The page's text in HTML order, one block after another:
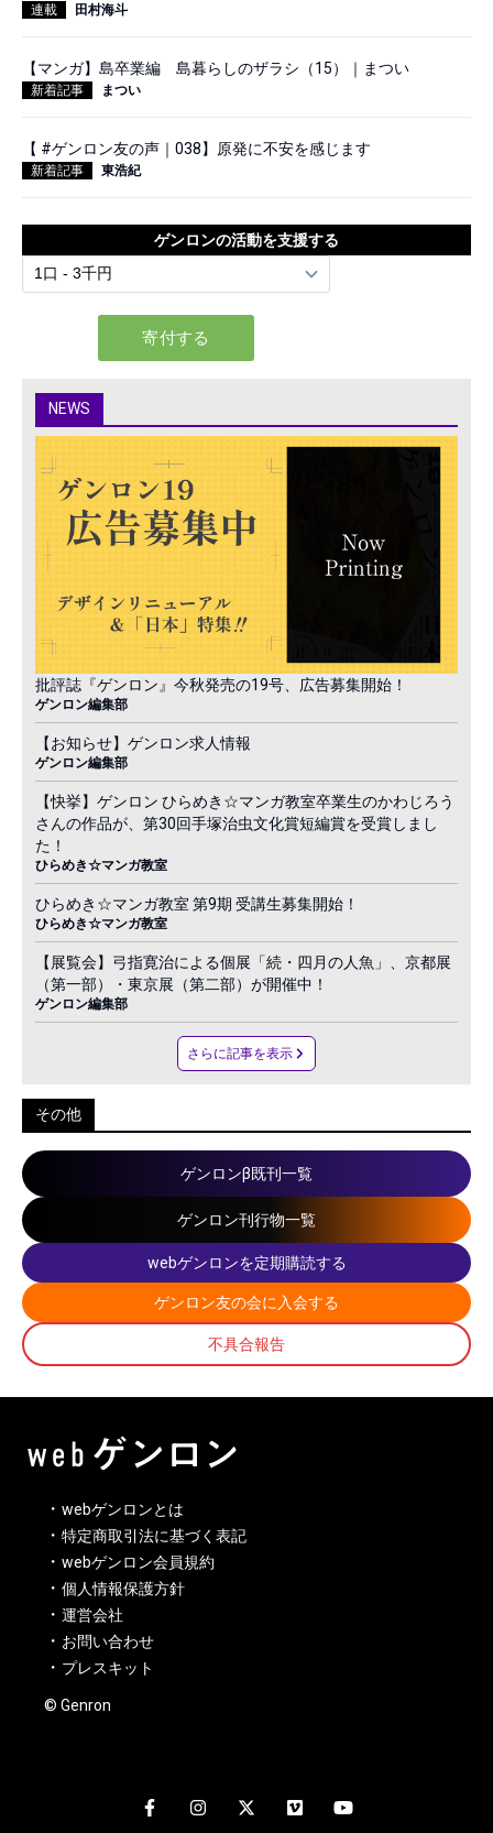
連載 田村海斗
【マンガ】島卒業編 島暮らしのザラシ（15）｜まつい
新着記事 まつい
【 #ゲンロン友の声｜038】原発に不安を感じます
新着記事 東浩紀
ゲンロンの活動を支援する
NEWS
批評誌『ゲンロン』今秋発売の19号、広告募集開始！
ゲンロン編集部
【お知らせ】ゲンロン求人情報
ゲンロン編集部
【快挙】ゲンロン ひらめき☆マンガ教室卒業生のかわじろう
さんの作品が、第30回手塚治虫文化賞短編賞を受賞しまし
た！
ひらめき☆マンガ教室
ひらめき☆マンガ教室 第9期 受講生募集開始！
ひらめき☆マンガ教室
【展覧会】弓指寛治による個展「続・四月の人魚」、京都展
（第一部）・東京展（第二部）が開催中！
ゲンロン編集部
さらに記事を表示
その他
ゲンロンβ既刊一覧
ゲンロン刊行物一覧
webゲンロンを定期購読する
ゲンロン友の会に入会する
不具合報告
webゲンロンとは
特定商取引法に基づく表記
webゲンロン会員規約
個人情報保護方針
運営会社
お問い合わせ
プレスキット
© Genron